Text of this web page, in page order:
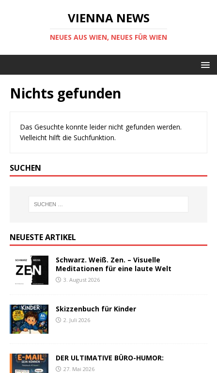
VIENNA NEWS
NEUES AUS WIEN, NEUES FÜR WIEN
Nichts gefunden
Das Gesuchte konnte leider nicht gefunden werden.
Vielleicht hilft die Suchfunktion.
SUCHEN
NEUESTE ARTIKEL
Schwarz. Weiß. Zen. – Visuelle
Meditationen für eine laute Welt
3. August 2026
Skizzenbuch für Kinder
2. Juli 2026
DER ULTIMATIVE BÜRO-HUMOR:
27. Mai 2026